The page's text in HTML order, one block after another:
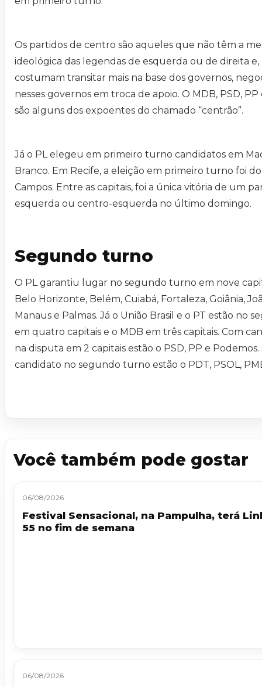
Os partidos de centro são aqueles que não têm a
ideológica das legendas de esquerda ou de direita e,
costumam transitar mais na base dos governos,
nesses governos em troca de apoio. O MDB, PSD, PP
são alguns dos expoentes do chamado “centrão”.
Já o PL elegeu em primeiro turno candidatos em
Branco. Em Recife, a eleição em primeiro turno foi
Campos. Entre as capitais, foi a única vitória de um
esquerda ou centro-esquerda no último domingo.
Segundo turno
O PL garantiu lugar no segundo turno em nove
Belo Horizonte, Belém, Cuiabá, Fortaleza, Goiânia,
Manaus e Palmas. Já o União Brasil e o PT estão no
em quatro capitais e o MDB em três capitais. Com
na disputa em 2 capitais estão o PSD, PP e
candidato no segundo turno estão o PDT, PSOL,
Você também pode gostar
06/08/2026
Festival Sensacional, na Pampulha, terá
55 no fim de semana
06/08/2026